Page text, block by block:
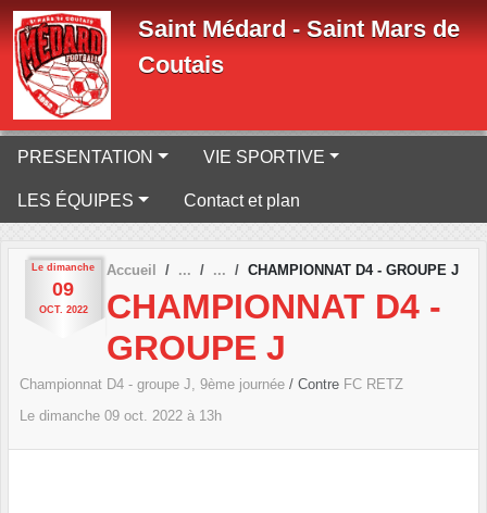
Saint Médard - Saint Mars de
Coutais
PRESENTATION VIE SPORTIVE
LES ÉQUIPES Contact et plan
Le dimanche
09
OCT. 2022
Accueil CHAMPIONNAT D4 - GROUPE J
CHAMPIONNAT D4 -
GROUPE J
Championnat D4 - groupe J, 9ème journée / Contre FC RETZ
Le dimanche 09 oct. 2022 à 13h
Panneau de gestion des cookies